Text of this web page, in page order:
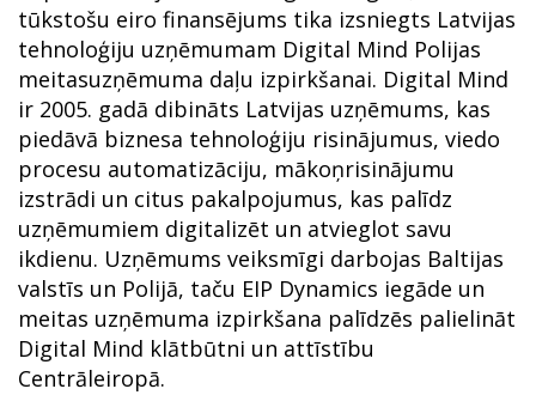
tūkstošu eiro finansējums tika izsniegts Latvijas
tehnoloģiju uzņēmumam Digital Mind Polijas
meitasuzņēmuma daļu izpirkšanai. Digital Mind
ir 2005. gadā dibināts Latvijas uzņēmums, kas
piedāvā biznesa tehnoloģiju risinājumus, viedo
procesu automatizāciju, mākoņrisinājumu
izstrādi un citus pakalpojumus, kas palīdz
uzņēmumiem digitalizēt un atvieglot savu
ikdienu. Uzņēmums veiksmīgi darbojas Baltijas
valstīs un Polijā, taču EIP Dynamics iegāde un
meitas uzņēmuma izpirkšana palīdzēs palielināt
Digital Mind klātbūtni un attīstību
Centrāleiropā.